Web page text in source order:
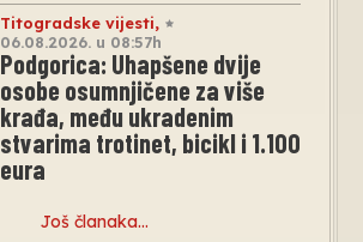
Titogradske vijesti,
06.08.2026. u 08:57h
Podgorica: Uhapšene dvije
osobe osumnjičene za više
krađa, među ukradenim
stvarima trotinet, bicikl i 1.100
eura
Još članaka…